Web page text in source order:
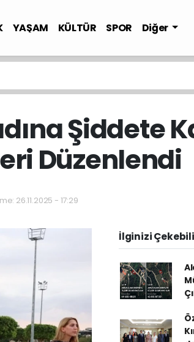
YAŞAM KÜLTÜR SPOR Diğer
Şiddete
Düzenlendi
26.11.2025 - 17:29
İlginizi